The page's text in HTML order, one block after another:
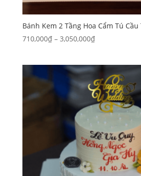
Bánh Kem 2 Tầng Hoa Cẩm Tú Cầu
710,000₫ – 3,050,000₫Khoảng
710,000₫
đến
3,050,000₫